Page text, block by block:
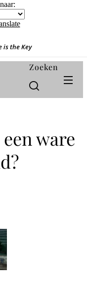
is the Key❤️
Zoeken
ware